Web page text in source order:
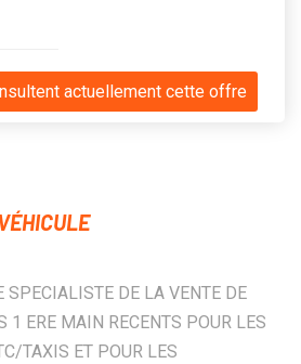
actuellement cette offre
SPECIALISTE DE LA VENTE DE
1 ERE MAIN RECENTS POUR LES
TAXIS ET POUR LES